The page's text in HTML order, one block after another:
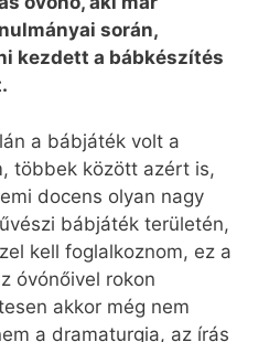
során,
kezdett a bábkészítés
a bábjáték volt a
többek között azért is,
docens olyan nagy
bábjáték területén,
kell foglalkoznom, ez a
óvónőivel rokon
akkor még nem
a dramaturgia, az írás